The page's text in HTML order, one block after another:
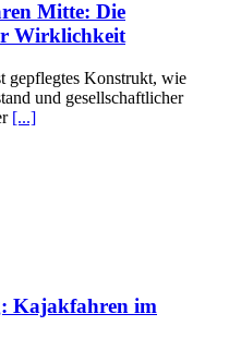
Mitte: Die
Wirklichkeit
gepflegtes Konstrukt, wie
und gesellschaftlicher
[...]
Kajakfahren im